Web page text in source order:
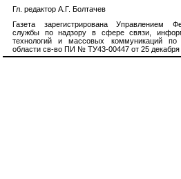
Гл. редактор А.Г. Болтачев
Газета зарегистрирована Управлением
службы по надзору в сфере связи,
технологий и массовых коммуникаций по
области св-во ПИ № ТУ43-00447 от 25 декабря